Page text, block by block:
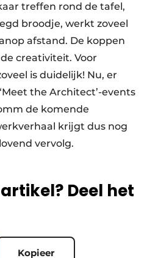
treffen rond de tafel,
broodje, werkt zoveel
afstand. De koppen
creativiteit. Voor
is duidelijk! Nu, er
the Architect’-events
de komende
krijgt dus nog
vervolg.
Deel het
Kopieer